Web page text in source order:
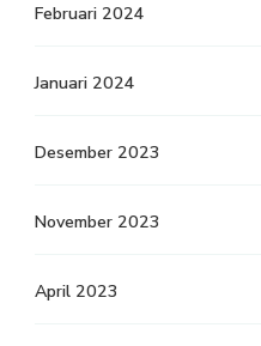
Februari 2024
Januari 2024
Desember 2023
November 2023
April 2023